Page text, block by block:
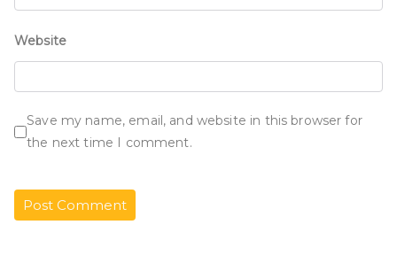
Website
Save my name, email, and website in this browser for
the next time I comment.